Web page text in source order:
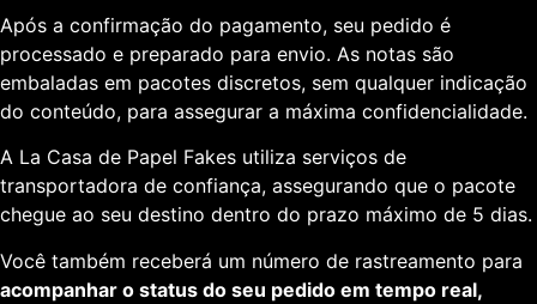
Após a confirmação do pagamento, seu pedido é
processado e preparado para envio. As notas são
embaladas em pacotes discretos, sem qualquer indicação
do conteúdo, para assegurar a máxima confidencialidade.
A La Casa de Papel Fakes utiliza serviços de
transportadora de confiança, assegurando que o pacote
chegue ao seu destino dentro do prazo máximo de 5 dias.
Você também receberá um número de rastreamento para
acompanhar o status do seu pedido em tempo real,